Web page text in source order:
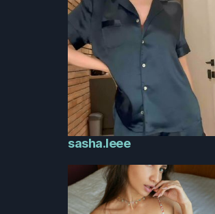
sasha.leee